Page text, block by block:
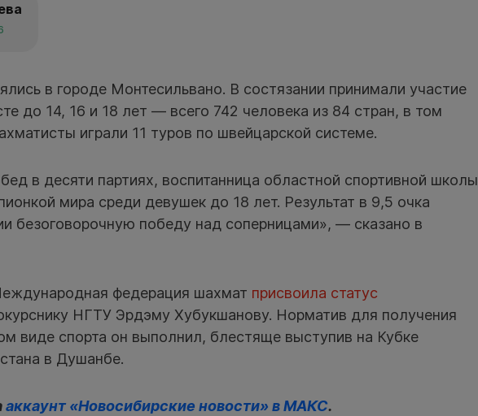
в городе Монтесильвано. В состязании принимали участие
до 14, 16 и 18 лет — всего 742 человека из 84 стран, в том
играли 11 туров по швейцарской системе.
в десяти партиях, воспитанница областной спортивной школы
мира среди девушек до 18 лет. Результат в 9,5 очка
безоговорочную победу над соперницами», — сказано в
федерация шахмат присвоила статус
НГТУ Эрдэму Хубукшанову. Норматив для получения
виде спорта он выполнил, блестяще выступив на Кубке
в Душанбе.
аккаунт «Новосибирские новости» в МАКС.